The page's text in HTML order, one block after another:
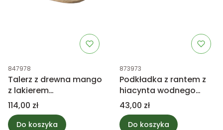
Kod produktu
847978
Talerz z drewna mango
z lakierem
bezpiecznym dla
żywności, mieszanka
FSC 70%
Cena
114,00 zł
Do koszyka
Kod produktu
873973
Podkładka z rantem z
hiacynta wodnego
33cm
Cena
43,00 zł
Do koszyka